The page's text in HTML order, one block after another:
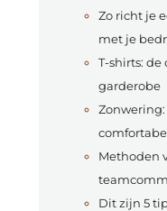
Zo richt je
met je
T-shirts:
garderobe
Zonwering:
Methoden
Dit zijn 5